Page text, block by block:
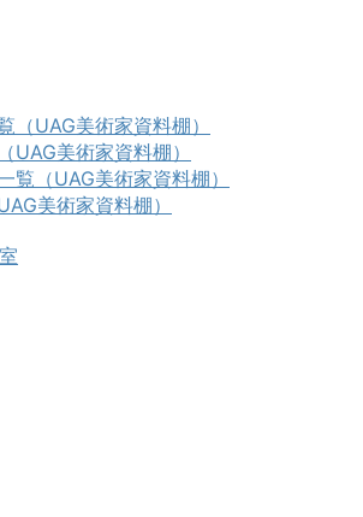
（UAG美術家資料棚）
UAG美術家資料棚）
覧（UAG美術家資料棚）
美術家資料棚）